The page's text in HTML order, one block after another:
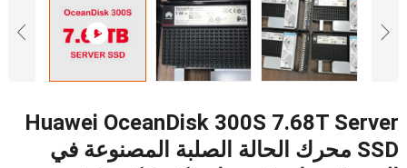
Huawei OceanDisk 300S 7.68T Server
SSD محرك الحالة الصلبة المصنوعة في